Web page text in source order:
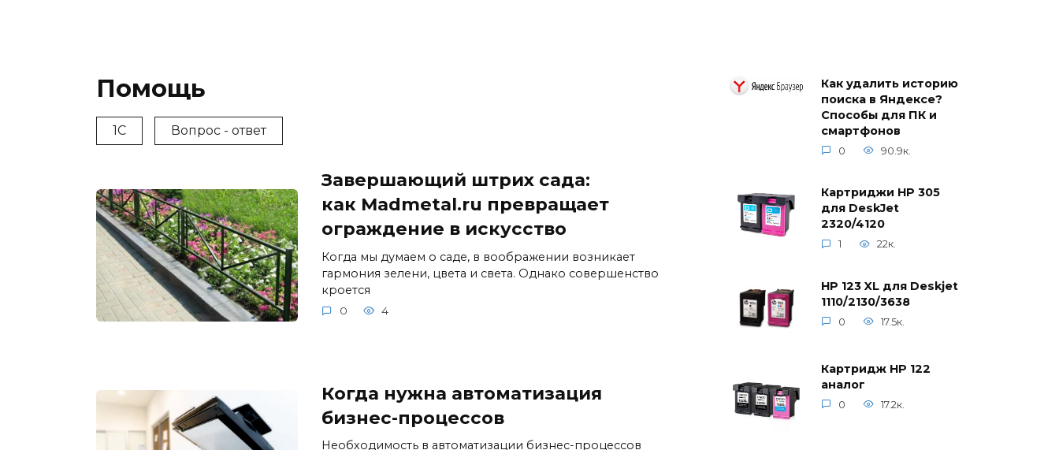
Помощь
1С Вопрос - ответ
Завершающий штрих сада:
как Madmetal.ru превращает
ограждение в искусство
Когда мы думаем о саде, в воображении возникает
гармония зелени, цвета и света. Однако совершенство
кроется
0 4
Когда нужна автоматизация
бизнес-процессов
Необходимость в автоматизации бизнес-процессов
Как удалить историю
поиска в Яндексе?
Способы для ПК и
смартфонов
0 90.9к.
Картриджи HP 305
для DeskJet
2320/4120
1 22к.
HP 123 XL для Deskjet
1110/2130/3638
0 17.5к.
Картридж HP 122
аналог
0 17.2к.